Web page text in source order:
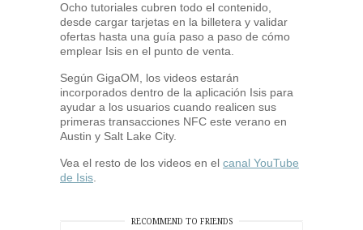
Ocho tutoriales cubren todo el contenido,
desde cargar tarjetas en la billetera y validar
ofertas hasta una guía paso a paso de cómo
emplear Isis en el punto de venta.
Según GigaOM, los videos estarán
incorporados dentro de la aplicación Isis para
ayudar a los usuarios cuando realicen sus
primeras transacciones NFC este verano en
Austin y Salt Lake City.
Vea el resto de los videos en el canal YouTube
de Isis
RECOMMEND TO FRIENDS